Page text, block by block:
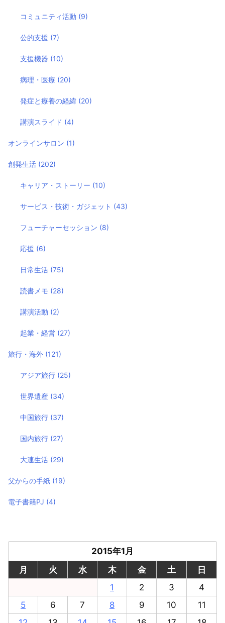
コミュニティ活動 (9)
公的支援 (7)
支援機器 (10)
病理・医療 (20)
発症と療養の経緯 (20)
講演スライド (4)
オンラインサロン (1)
創発生活 (202)
キャリア・ストーリー (10)
サービス・技術・ガジェット (43)
フューチャーセッション (8)
応援 (6)
日常生活 (75)
読書メモ (28)
講演活動 (2)
起業・経営 (27)
旅行・海外 (121)
アジア旅行 (25)
世界遺産 (34)
中国旅行 (37)
国内旅行 (27)
大連生活 (29)
父からの手紙 (19)
電子書籍PJ (4)
2015年1月
月
火 水 木 金 土
日
1
2 3
4
5
6 7 8 9 10
11